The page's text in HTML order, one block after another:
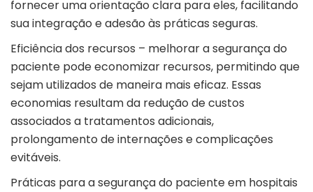
fornecer uma orientação clara para eles, facilitando
sua integração e adesão às práticas seguras.
Eficiência dos recursos – melhorar a segurança do
paciente pode economizar recursos, permitindo que
sejam utilizados de maneira mais eficaz. Essas
economias resultam da redução de custos
associados a tratamentos adicionais,
prolongamento de internações e complicações
evitáveis.
Práticas para a segurança do paciente em hospitais